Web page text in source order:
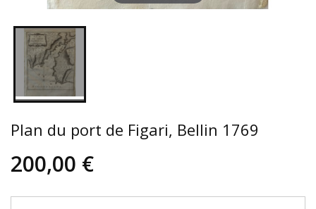
Plan du port de Figari, Bellin 1769
200,00 €